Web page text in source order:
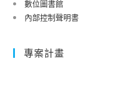
數位圖書館
內部控制聲明書
專案計畫